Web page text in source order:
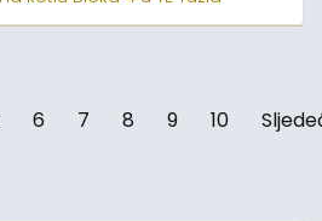
6 7 8 9 10